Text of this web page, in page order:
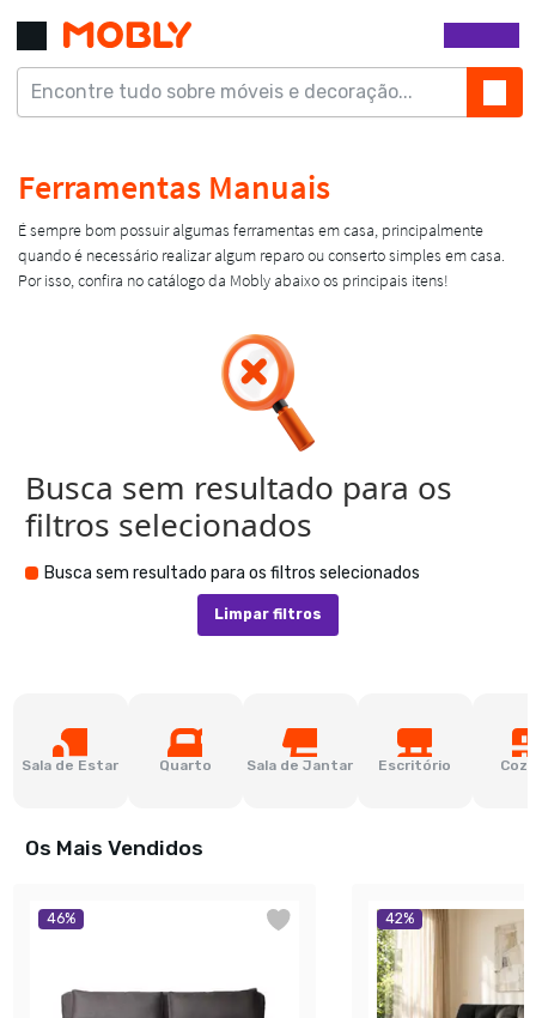
Busca sem resultado para os
filtros selecionados
Busca sem resultado para os filtros selecionados
Limpar filtros
Sala de Estar Quarto Sala de Jantar Escritório
Os Mais Vendidos
46% 42%